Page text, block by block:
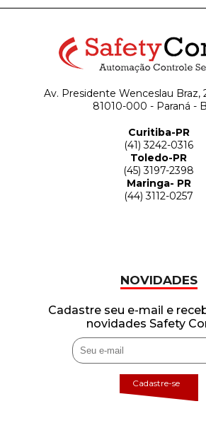
Av. Presidente Wenceslau Braz,
81010-000 - Paraná -
Curitiba-PR
(41) 3242-0316
Toledo-PR
(45) 3197-2398
Maringa- PR
(44) 3112-0257
NOVIDADES
Cadastre seu e-mail e
novidades Safety
Cadastre-se